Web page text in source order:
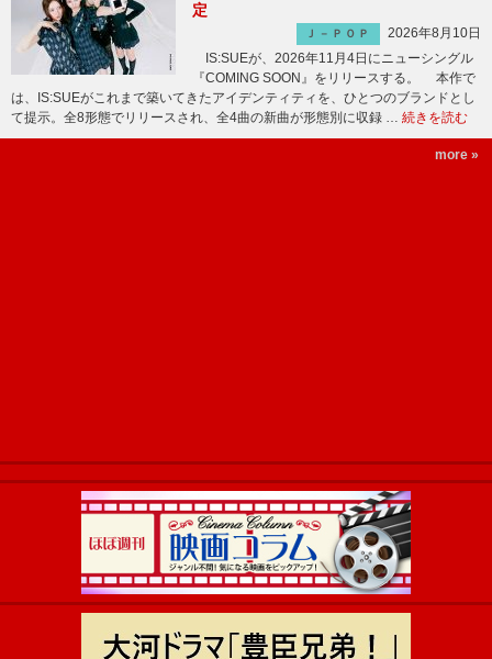
定
Ｊ－ＰＯＰ
2026年8月10日
IS:SUEが、2026年11月4日にニューシングル
『COMING SOON』をリリースする。 本作で
は、IS:SUEがこれまで築いてきたアイデンティティを、ひとつのブランドとし
て提示。全8形態でリリースされ、全4曲の新曲が形態別に収録 … 続きを読む
more »